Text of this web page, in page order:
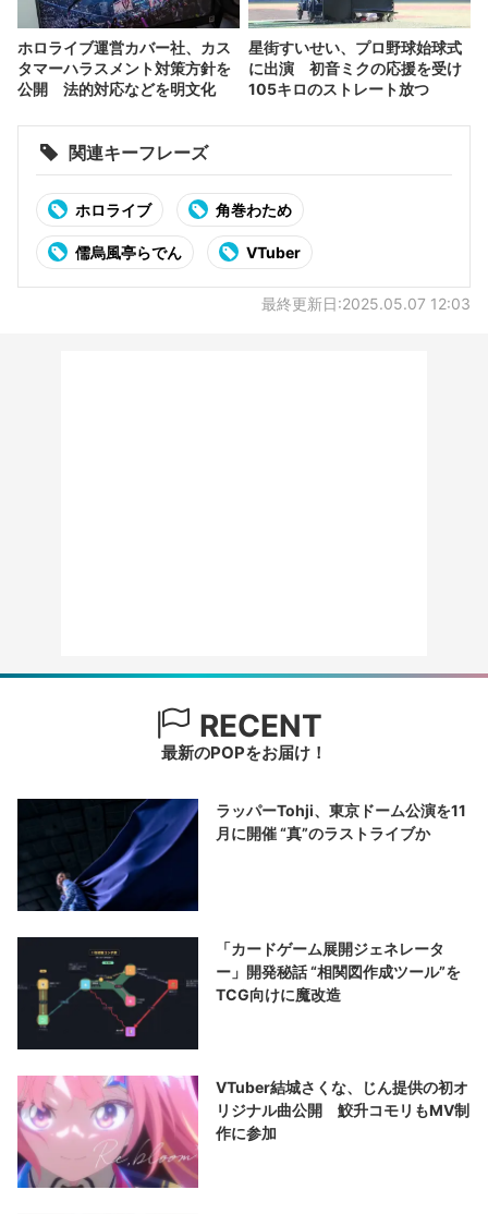
ホロライブ運営カバー社、カス
タマーハラスメント対策方針を
公開 法的対応などを明文化
星街すいせい、プロ野球始球式
に出演 初音ミクの応援を受け
105キロのストレート放つ
関連キーフレーズ
ホロライブ 角巻わため
儒烏風亭らでん VTuber
最終更新日:2025.05.07 12:03
RECENT
最新のPOPをお届け！
ラッパーTohji、東京ドーム公演を11
月に開催 “真”のラストライブか
「カードゲーム展開ジェネレータ
ー」開発秘話 “相関図作成ツール”を
TCG向けに魔改造
VTuber結城さくな、じん提供の初オ
リジナル曲公開 鮫升コモリもMV制
作に参加